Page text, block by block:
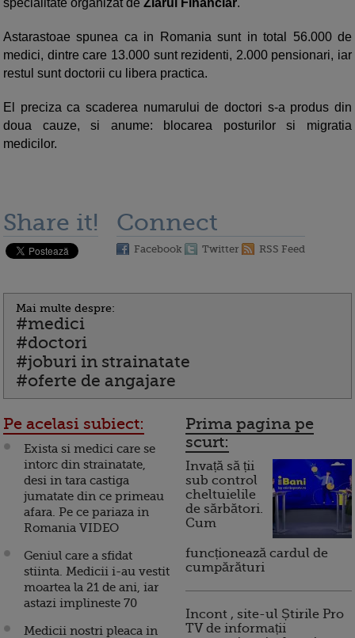
specialitate organizat de Ziarul Financiar.
Astarastoae spunea ca in Romania sunt in total 56.000 de
medici, dintre care 13.000 sunt rezidenti, 2.000 pensionari, iar
restul sunt doctorii cu libera practica.
El preciza ca scaderea numarului de doctori s-a produs din
doua cauze, si anume: blocarea posturilor si migratia
medicilor.
Share it! Connect
Facebook Twitter RSS Feed
Mai multe despre:
#medici
#doctori
#joburi in strainatate
#oferte de angajare
Pe acelasi subiect:
Exista si medici care se
intorc din strainatate,
desi in tara castiga
jumatate din ce primeau
afara. Pe ce pariaza in
Romania VIDEO
Geniul care a sfidat
stiinta. Medicii i-au vestit
moartea la 21 de ani, iar
astazi implineste 70
Medicii nostri pleaca in
Prima pagina pe
scurt:
Invață să ții
sub control
cheltuielile
de sărbători.
Cum
funcționează cardul de
cumpărături
Incont , site-ul Știrile Pro
TV de informații